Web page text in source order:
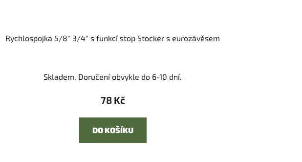
Rychlospojka 5/8" 3/4" s funkcí stop Stocker s eurozávěsem
Skladem. Doručení obvykle do 6-10 dní.
78 Kč
DO KOŠÍKU